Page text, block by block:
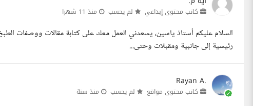
كاتب محتوى إبداعي لم يحسب منذ 11 شهرا
السلام عليكم أستاذ ياسين، يسعدني العمل معك على كتابة مقالات ووصفات
رئيسية إلى جانبية ومقبلات وحتى...
Rayan A.
كاتب محتوى مواقع لم يحسب منذ سنة